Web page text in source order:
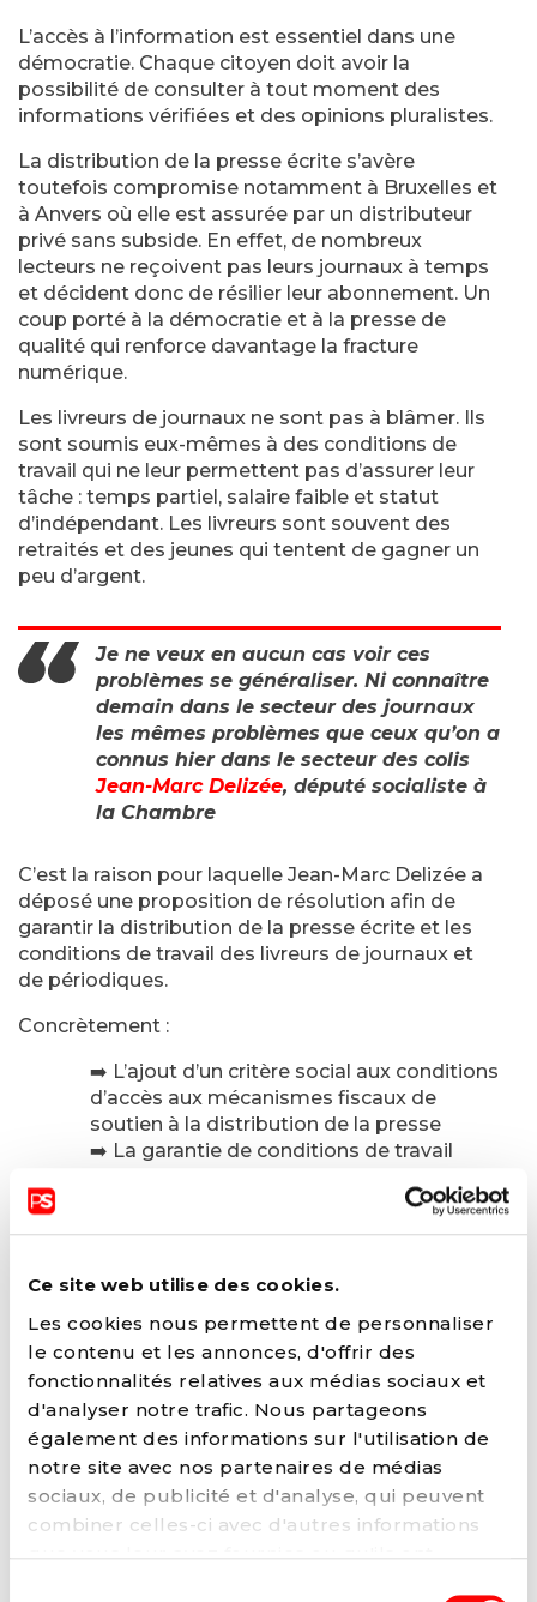
Ce site web utilise des cookies.
Les cookies nous permettent de personnaliser
le contenu et les annonces, d'offrir des
fonctionnalités relatives aux médias sociaux et
d'analyser notre trafic. Nous partageons
également des informations sur l'utilisation de
notre site avec nos partenaires de médias
sociaux, de publicité et d'analyse, qui peuvent
combiner celles-ci avec d'autres informations
L’accès à l’information est essentiel dans une
démocratie. Chaque citoyen doit avoir la
possibilité de consulter à tout moment des
informations vérifiées et des opinions pluralistes.
La distribution de la presse écrite s’avère
toutefois compromise notamment à Bruxelles et
à Anvers où elle est assurée par un distributeur
privé sans subside. En effet, de nombreux
lecteurs ne reçoivent pas leurs journaux à temps
et décident donc de résilier leur abonnement. Un
coup porté à la démocratie et à la presse de
qualité qui renforce davantage la fracture
numérique.
Les livreurs de journaux ne sont pas à blâmer. Ils
sont soumis eux-mêmes à des conditions de
travail qui ne leur permettent pas d’assurer leur
tâche : temps partiel, salaire faible et statut
d’indépendant. Les livreurs sont souvent des
retraités et des jeunes qui tentent de gagner un
peu d’argent.
Je ne veux en aucun cas voir ces
problèmes se généraliser. Ni connaître
demain dans le secteur des journaux
les mêmes problèmes que ceux qu’on a
connus hier dans le secteur des colis
Jean-Marc Delizée, député socialiste à
la Chambre
C’est la raison pour laquelle Jean-Marc Delizée a
déposé une proposition de résolution afin de
garantir la distribution de la presse écrite et les
conditions de travail des livreurs de journaux et
de périodiques.
Concrètement :
➡️ L’ajout d’un critère social aux conditions
d’accès aux mécanismes fiscaux de
soutien à la distribution de la presse
➡️ La garantie de conditions de travail
minimale, au même titre que ce qui a été
fait pour lesecteur des colis
soutien à la distribution de la presse
"La#propositionPSdemande
également de pérenniser et rendre
structurels les mécanismes fiscaux de
soutien à la distribution de la presse
papier au delà de 2026. Et ce afin de
garantir un financement juste et stable